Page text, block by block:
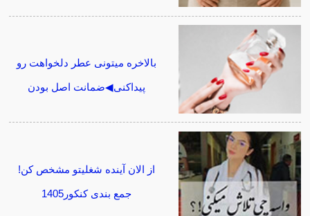
بالاخره میتونی عطر دلخواهت رو
پیداکنی◀ضمانت اصل بودن
از الان آینده شغلیتو مشخص کن!
جمع بندی کنکور1405